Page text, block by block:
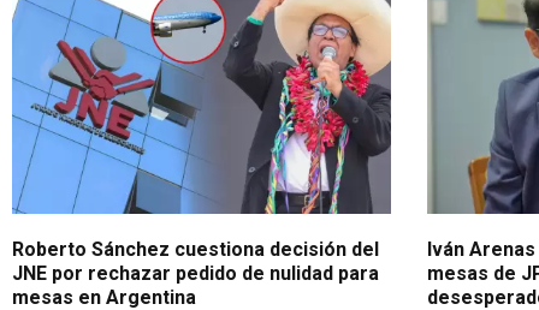
Roberto Sánchez cuestiona decisión del
JNE por rechazar pedido de nulidad para
mesas en Argentina
Iván
mesas de